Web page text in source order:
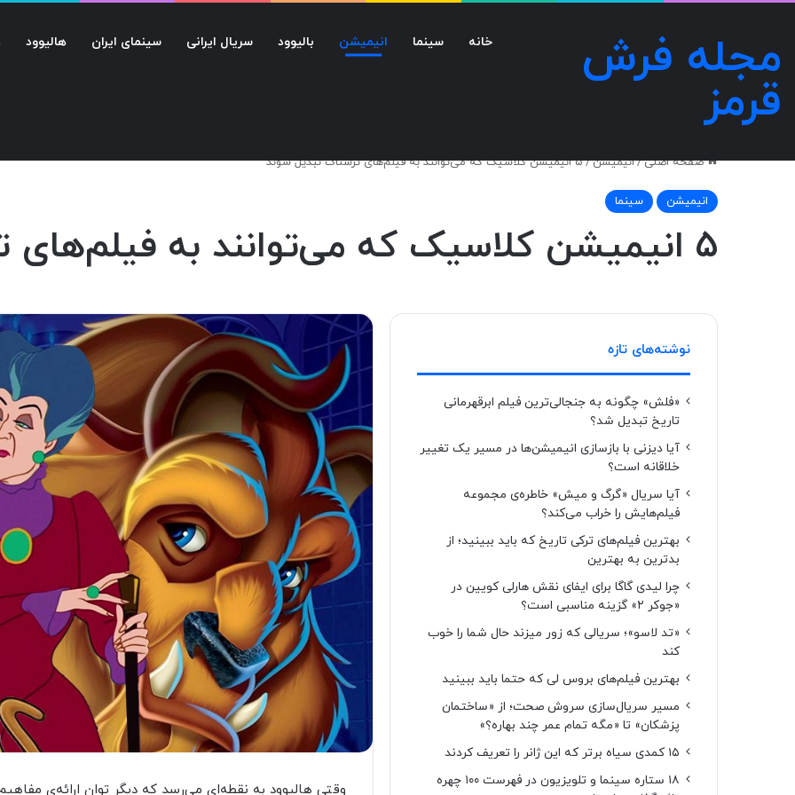
مجله فرش
قرمز
خانه سینما انیمیشن بالیوود سریال ایرانی سینمای ایران هالیوود
صفحه اصلی/انیمیشن/۵ انیمیشن کلاسیک که می‌توانند به فیلم‌های ترسناک تبدیل شوند
انیمیشن سینما
۵ انیمیشن کلاسیک که می‌توانند به فیلم‌های ترسناک تبدیل شوند
وقتی هالیوود به نقطه‌ای می‌رسد که دیگر توان ارائه‌ی
نوشته‌های تازه
«فلش» چگونه به جنجالی‌ترین فیلم ابرقهرمانی
تاریخ تبدیل شد؟
آیا دیزنی با بازسازی انیمیشن‌ها در مسیر یک تغییر
خلاقانه است؟
آیا سریال «گرگ و میش» خاطره‌ی مجموعه‌
فیلم‌هایش را خراب می‌کند؟
بهترین فیلم‌های ترکی تاریخ که باید ببینید؛ از
بدترین به بهترین
چرا لیدی گاگا برای ایفای نقش هارلی کویین در
«جوکر ۲» گزینه مناسبی است؟
«تد لاسو»؛ سریالی که زور میزند حال شما را خوب
کند
بهترین فیلم‌های بروس لی که حتما باید ببینید
مسیر سریال‌سازی سروش صحت؛ از «ساختمان
پزشکان» تا «مگه تمام عمر چند بهاره؟»
۱۵ کمدی سیاه برتر که این ژانر را تعریف کردند
۱۸ ستاره‌ سینما و تلویزیون در فهرست ۱۰۰ چهره